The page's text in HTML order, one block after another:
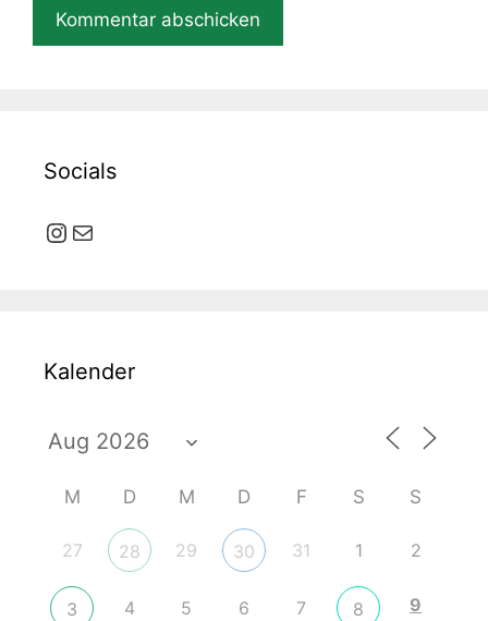
Socials
Instagram
E-Mail
Kalender
M D M D F S S
27 28 29 30 31 1 2
3 4 5 6 7 8 9